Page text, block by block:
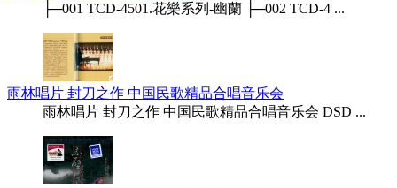
├─001 TCD-4501.花樂系列-幽蘭 ├─002 TCD-4 ...
雨林唱片 封刀之作 中国民歌精品合唱音乐会
雨林唱片 封刀之作 中国民歌精品合唱音乐会 DSD ...